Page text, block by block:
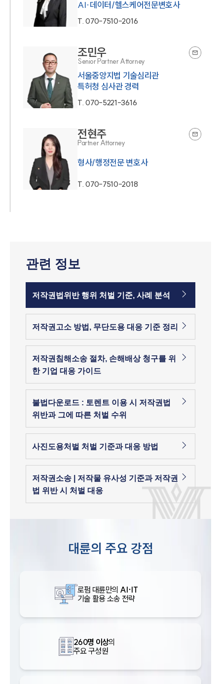
AI·데이터/헬스케어전문변호사
T.070-7510-2016
조민우
Senior Partner Attorney
서울중앙지법 기술심리관
특허청 심사관 경력
T.070-5221-3616
전현주
Partner Attorney
형사/행정전문 변호사
T.070-7510-2018
관련 정보
저작권법위반 행위 처벌 기준, 사례 분석
저작권고소 방법, 무단도용 대응 기준 정리
저작권침해소송 절차, 손해배상 청구를 위
한 기업 대응 가이드
불법다운로드 : 토렌트 이용 시 저작권법
위반과 그에 따른 처벌 수위
사진도용처벌 처벌 기준과 대응 방법
저작권소송 | 저작물 유사성 기준과 저작권
법 위반 시 처벌 대응
대륜의 주요 강점
로펌 대륜만의 AI·IT
기술 활용 소송 전략
260명 이상의
주요 구성원